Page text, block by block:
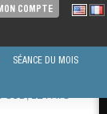
COMPTE
SÉANCE DU MOIS
SUD, LE PAYS